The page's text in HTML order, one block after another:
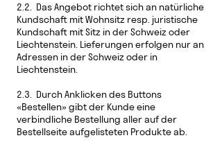
2.2. Das Angebot richtet sich an natürliche
Kundschaft mit Wohnsitz resp. juristische
Kundschaft mit Sitz in der Schweiz oder
Liechtenstein. Lieferungen erfolgen nur an
Adressen in der Schweiz oder in
Liechtenstein.
2.3. Durch Anklicken des Buttons
«Bestellen» gibt der Kunde eine
verbindliche Bestellung aller auf der
Bestellseite aufgelisteten Produkte ab.